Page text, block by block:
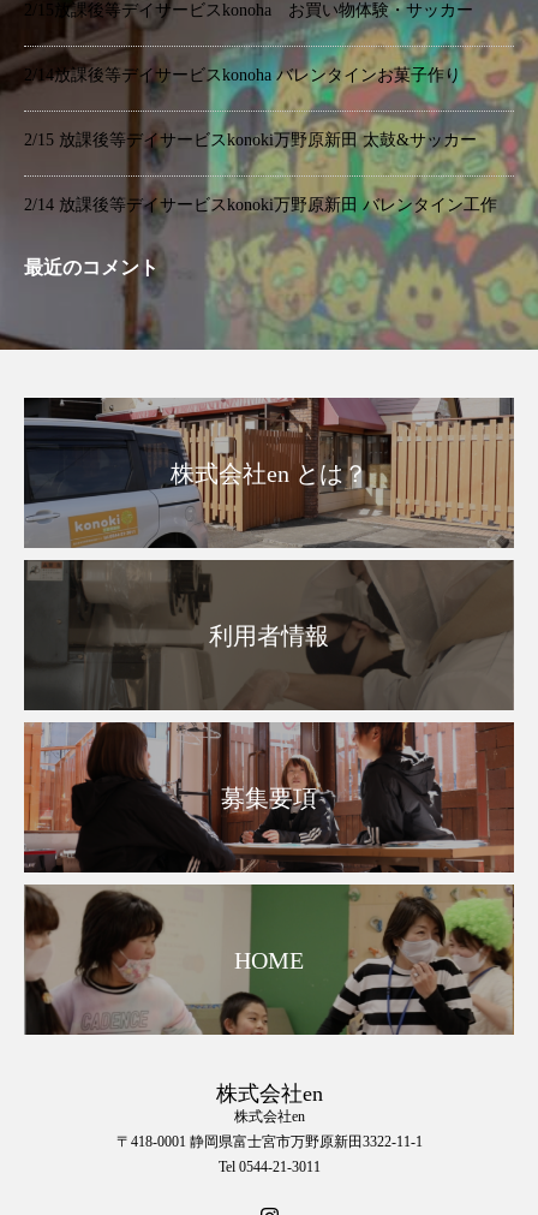
2/15放課後等デイサービスkonoha お買い物体験・サッカー
2/14放課後等デイサービスkonoha バレンタインお菓子作り
2/15 放課後等デイサービスkonoki万野原新田 太鼓&サッカー
2/14 放課後等デイサービスkonoki万野原新田 バレンタイン工作
最近のコメント
株式会社en とは？
利用者情報
募集要項
HOME
株式会社en
株式会社en
〒418-0001 静岡県富士宮市万野原新田3322-11-1
Tel 0544-21-3011